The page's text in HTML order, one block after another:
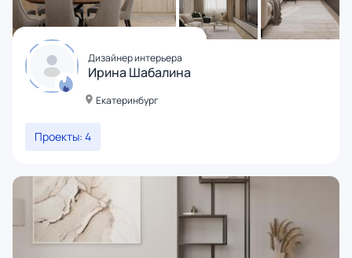
Дизайнер интерьера
Ирина Шабалина
Екатеринбург
Проекты: 4